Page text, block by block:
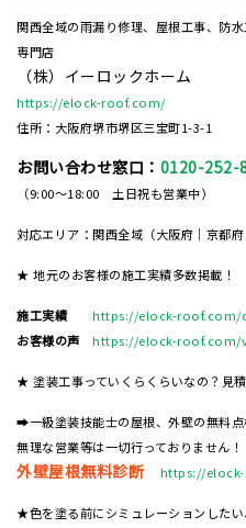
関西全域の雨漏り修理、屋根工事、防
専門店
（株）イーロックホーム
https://elock-roof.com/
住所：大阪府堺市堺区三宝町1-3-1
お問い合わせ窓口： 0120-252-
（9:00～18:00 土日祝も営業中）
対応エリア：関西全域（大阪府｜京都
★ 地元のお客様の施工実績多数掲載！
施工実績
https://elock-roof.com/
お客様の声
https://elock-roof.com/
★ 塗装工事っていくらくらいなの？見
➡一級塗装技能士の屋根、外壁の無料点
無理な営業等は一切行っておりません！
外壁屋根無料診断 https://
★色を塗る前にシミュレーションした